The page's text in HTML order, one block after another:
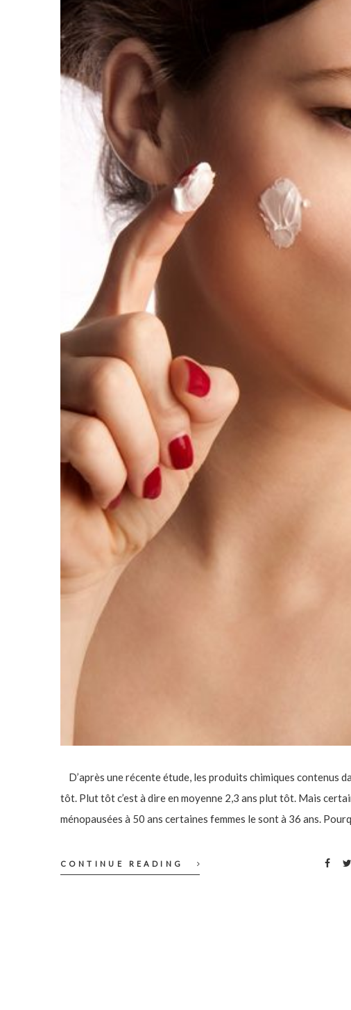
D’après une récente étude, les produits chimiques contenus
tôt. Plut tôt c’est à dire en moyenne 2,3 ans plut tôt. Mais
ménopausées à 50 ans certaines femmes le sont à 36 ans.
CONTINUE READING